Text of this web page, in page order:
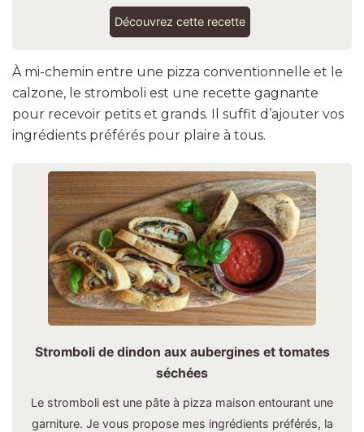
Découvrez cette recette
À mi-chemin entre une pizza conventionnelle et le
calzone, le stromboli est une recette gagnante
pour recevoir petits et grands. Il suffit d’ajouter vos
ingrédients préférés pour plaire à tous.
Stromboli de dindon aux aubergines et tomates
séchées
Le stromboli est une pâte à pizza maison entourant une
garniture. Je vous propose mes ingrédients préférés, la